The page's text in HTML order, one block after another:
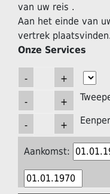
van uw reis .
Aan het einde van
vertrek plaatsvinden.
Onze Services
Aankomst: